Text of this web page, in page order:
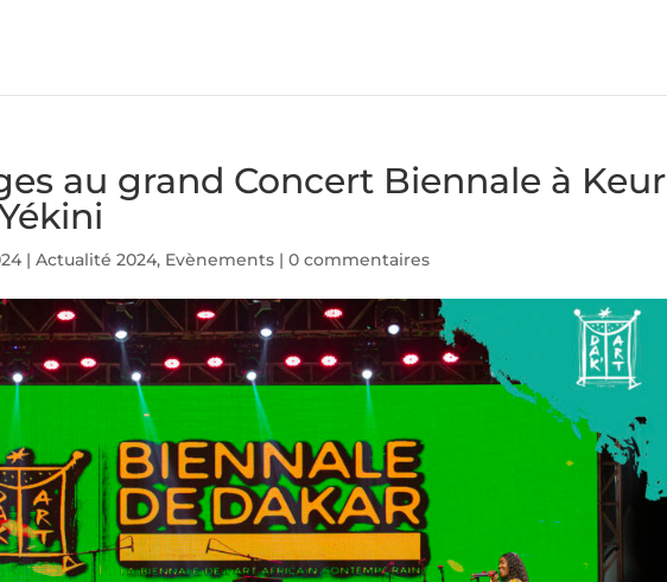
au grand Concert Biennale à Keur
|Actualité 2024, Evènements |0 commentaires